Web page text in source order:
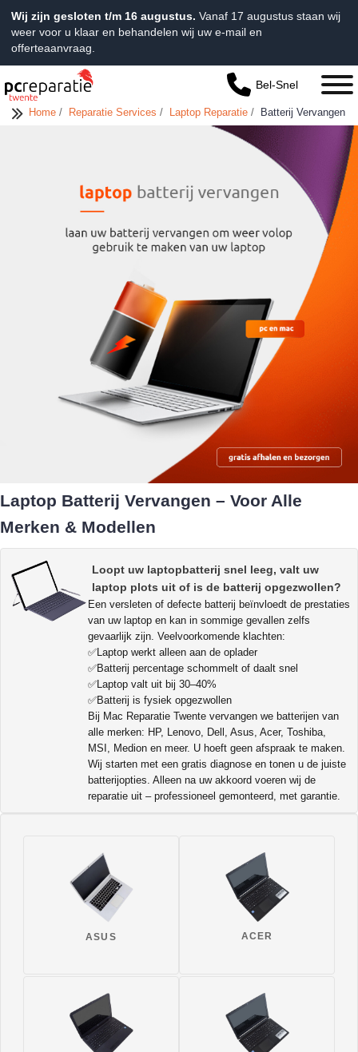
Wij zijn gesloten t/m 16 augustus. Vanaf 17 augustus staan wij
weer voor u klaar en behandelen wij uw e-mail en
offerteaanvraag.
Bel-Snel
Home / Reparatie Services / Laptop Reparatie / Batterij Vervangen
Laptop Batterij Vervangen – Voor Alle
Merken & Modellen
Loopt uw laptopbatterij snel leeg, valt uw
laptop plots uit of is de batterij opgezwollen?
Een versleten of defecte batterij beïnvloedt de prestaties
van uw laptop en kan in sommige gevallen zelfs
gevaarlijk zijn. Veelvoorkomende klachten:
✅Laptop werkt alleen aan de oplader
✅Batterij percentage schommelt of daalt snel
✅Laptop valt uit bij 30–40%
✅Batterij is fysiek opgezwollen
Bij Mac Reparatie Twente vervangen we batterijen van
alle merken: HP, Lenovo, Dell, Asus, Acer, Toshiba,
MSI, Medion en meer. U hoeft geen afspraak te maken.
Wij starten met een gratis diagnose en tonen u de juiste
batterijopties. Alleen na uw akkoord voeren wij de
reparatie uit – professioneel gemonteerd, met garantie.
ASUS ACER